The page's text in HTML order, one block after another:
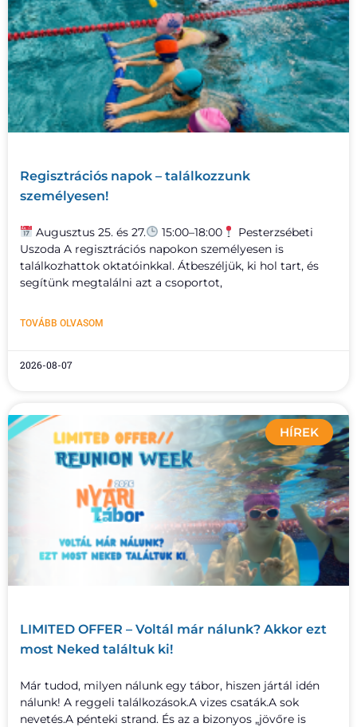
Regisztrációs napok – találkozzunk
személyesen!
Augusztus 25. és 27. 15:00–18:00
Pesterzsébeti
Uszoda A regisztrációs napokon személyesen is
találkozhattok oktatóinkkal. Átbeszéljük, ki hol tart, és
segítünk megtalálni azt a csoportot,
TOVÁBB OLVASOM
2026-08-07
HÍREK
LIMITED OFFER – Voltál már nálunk? Akkor ezt
most Neked találtuk ki!
Már tudod, milyen nálunk egy tábor, hiszen jártál idén
nálunk! A reggeli találkozások.A vizes csaták.A sok
nevetés.A pénteki strand. És az a bizonyos „jövőre is